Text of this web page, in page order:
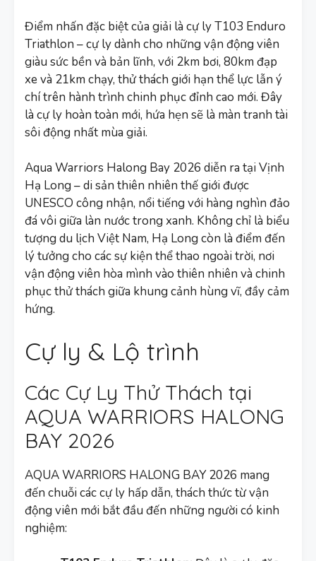
Điểm nhấn đặc biệt của giải là cự ly T103 Enduro
Triathlon – cự ly dành cho những vận động viên
giàu sức bền và bản lĩnh, với 2km bơi, 80km đạp
xe và 21km chạy, thử thách giới hạn thể lực lẫn ý
chí trên hành trình chinh phục đỉnh cao mới. Đây
là cự ly hoàn toàn mới, hứa hẹn sẽ là màn tranh tài
sôi động nhất mùa giải.
Aqua Warriors Halong Bay 2026 diễn ra tại Vịnh
Hạ Long – di sản thiên nhiên thế giới được
UNESCO công nhận, nổi tiếng với hàng nghìn đảo
đá vôi giữa làn nước trong xanh. Không chỉ là biểu
tượng du lịch Việt Nam, Hạ Long còn là điểm đến
lý tưởng cho các sự kiện thể thao ngoài trời, nơi
vận động viên hòa mình vào thiên nhiên và chinh
phục thử thách giữa khung cảnh hùng vĩ, đầy cảm
hứng.
Cự ly & Lộ trình
Các Cự Ly Thử Thách tại
AQUA WARRIORS HALONG
BAY 2026
AQUA WARRIORS HALONG BAY 2026 mang
đến chuỗi các cự ly hấp dẫn, thách thức từ vận
động viên mới bắt đầu đến những người có kinh
nghiệm: